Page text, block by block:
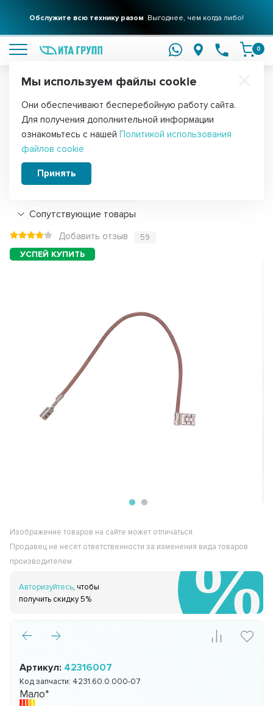
Обслужите всю технику разом Выгоднее, чем когда либо!
0
Главная Запчасти для газовых и электрических плит
Перемычка плит Gefest, L160мм
(сн4231.60.0.000-07), 42316007
Подробнее
Сопутствующие товары
Добавить отзыв 59
Изображение товаров на сайте может отличаться.
Продавец не несёт ответственности за изменения вида товаров
производителем.
Авторизуйтесь, чтобы
получить скидку 5%
Артикул: 42316007
Код запчасти: 4231.60.0.000-07
Мало*
Мы используем файлы cookie
Они обеспечивают бесперебойную работу сайта.
Для получения дополнительной информации
ознакомьтесь с нашей Политикой использования
файлов cookie
Принять